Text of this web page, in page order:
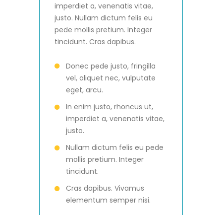
imperdiet a, venenatis vitae,
justo. Nullam dictum felis eu
pede mollis pretium. Integer
tincidunt. Cras dapibus.
Donec pede justo, fringilla
vel, aliquet nec, vulputate
eget, arcu.
In enim justo, rhoncus ut,
imperdiet a, venenatis vitae,
justo.
Nullam dictum felis eu pede
mollis pretium. Integer
tincidunt.
Cras dapibus. Vivamus
elementum semper nisi.